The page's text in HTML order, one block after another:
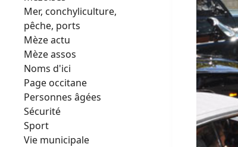
Mer, conchyliculture,
pêche, ports
Mèze actu
Mèze assos
Noms d'ici
Page occitane
Personnes âgées
Sécurité
Sport
Vie municipale